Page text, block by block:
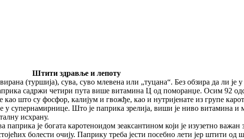
Штити здравље и лепоту
(туршија), сува, суво млевена или „туцана“. Без обзира да ли
садржи четири пута више витамина Ц од поморанџе. Осим 92
што су фосфор, калијум и гвожђе, као и нутријенате из групе
у супернамирнице. Што је паприка зрелија, виши је ниво витамина и
исхрану.
паприка је богата каротеноидом зеаксантином који је изузетно
болести очију. Паприку треба јести посебно лети јер штити од